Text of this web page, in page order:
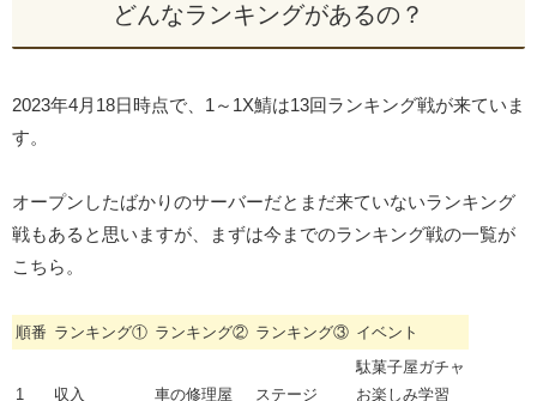
どんなランキングがあるの？
2023年4月18日時点で、1～1X鯖は13回ランキング戦が来ていま
す。
オープンしたばかりのサーバーだとまだ来ていないランキング
戦もあると思いますが、まずは今までのランキング戦の一覧が
こちら。
順番 ランキング① ランキング② ランキング③ イベント
1 収入 車の修理屋 ステージ
駄菓子屋ガチャ
お楽しみ学習